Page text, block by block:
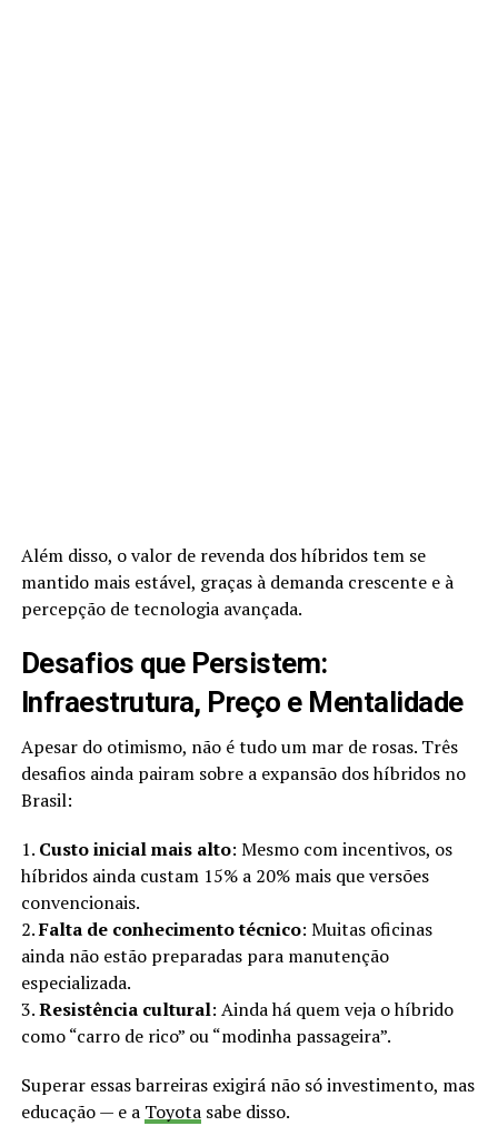
Além disso, o valor de revenda dos híbridos tem se
mantido mais estável, graças à demanda crescente e à
percepção de tecnologia avançada.
Desafios que Persistem:
Infraestrutura, Preço e Mentalidade
Apesar do otimismo, não é tudo um mar de rosas. Três
desafios ainda pairam sobre a expansão dos híbridos no
Brasil:
1. Custo inicial mais alto: Mesmo com incentivos, os
híbridos ainda custam 15% a 20% mais que versões
convencionais.
2.Falta de conhecimento técnico: Muitas oficinas
ainda não estão preparadas para manutenção
especializada.
3.Resistência cultural: Ainda há quem veja o híbrido
como “carro de rico” ou “modinha passageira”.
Superar essas barreiras exigirá não só investimento, mas
educação — e a Toyotasabe disso.